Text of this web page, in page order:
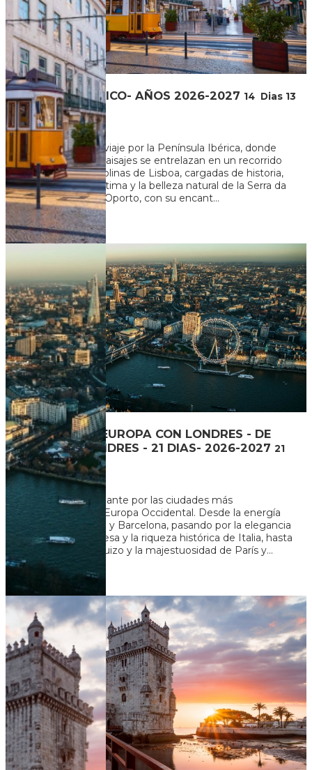
CIRCUITO IBERICO- AÑOS 2026-2027 14 Dias 13
Noches
Embárcate en un viaje por la Península Ibérica, donde
historia, cultura y paisajes se entrelazan en un recorrido
único. Desde las colinas de Lisboa, cargadas de historia,
hasta la mística Fátima y la belleza natural de la Serra da
Estrela. Descubre Oporto, con su encant...
U$S 2.766 + 120
Ver más
LO MEJOR DE EUROPA CON LONDRES - DE
MADRID A LONDRES - 21 DIAS- 2026-2027 21
Dias20Noches
Un recorrido fascinante por las ciudades más
emblemáticas de Europa Occidental. Desde la energía
vibrante de Madrid y Barcelona, pasando por la elegancia
de la Riviera Francesa y la riqueza histórica de Italia, hasta
llegar al encanto suizo y la majestuosidad de París y...
U$S 5.328 + 233
Ver más